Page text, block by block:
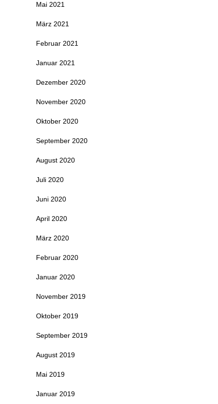
Mai 2021
März 2021
Februar 2021
Januar 2021
Dezember 2020
November 2020
Oktober 2020
September 2020
August 2020
Juli 2020
Juni 2020
April 2020
März 2020
Februar 2020
Januar 2020
November 2019
Oktober 2019
September 2019
August 2019
Mai 2019
Januar 2019